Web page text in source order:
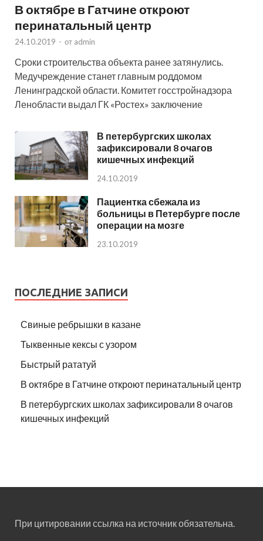
В октябре в Гатчине откроют
перинатальный центр
24.10.2019 - от admin
Сроки строительства объекта ранее затянулись.
Медучреждение станет главным роддомом
Ленинградской области. Комитет госстройнадзора
Ленобласти выдал ГК «Ростех» заключение
В петербургских школах
зафиксировали 8 очагов
кишечных инфекций
24.10.2019
Пациентка сбежала из
больницы в Петербурге после
операции на мозге
23.10.2019
ПОСЛЕДНИЕ ЗАПИСИ
Свиные ребрышки в казане
Тыквенные кексы с узором
Быстрый рататуй
В октябре в Гатчине откроют перинатальный центр
В петербургских школах зафиксировали 8 очагов
кишечных инфекций
При цитировании ссылка на источник обязательна.